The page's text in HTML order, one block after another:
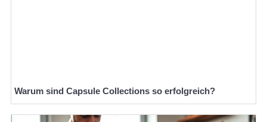
Warum sind Capsule Collections so erfolgreich?